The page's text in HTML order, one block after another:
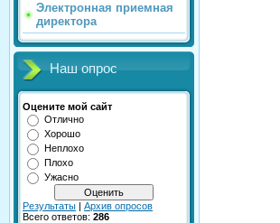
Электронная приемная
директора
Наш опрос
Оцените мой сайт
Отлично
Хорошо
Неплохо
Плохо
Ужасно
Результаты | Архив опросов
Всего ответов: 286